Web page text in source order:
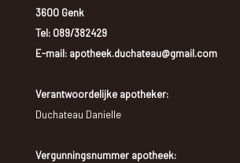
3600 Genk
Tel: 089/382429
E-mail: apotheek.duchateau@gmail.com
Verantwoordelijke apotheker:
Duchateau Danielle
Vergunningsnummer apotheek: